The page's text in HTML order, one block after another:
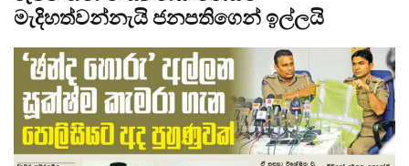
මැදිහත්වන්නැයි ජනපතිගෙන් ඉල්ලයි